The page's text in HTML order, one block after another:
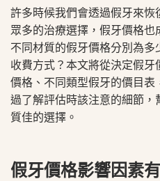
許多時候我們會透過假牙來
眾多的治療選擇，假牙價格
不同材質的假牙價格分別為
收費方式？本文將從決定假
價格、不同類型假牙的價目
過了解評估時該注意的細節
質佳的選擇。
假牙價格影響因素